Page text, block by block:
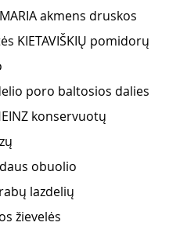
akmens druskos
KIETAVIŠKIŲ pomidorų
poro baltosios dalies
konservuotų
obuolio
lazdelių
žievelės